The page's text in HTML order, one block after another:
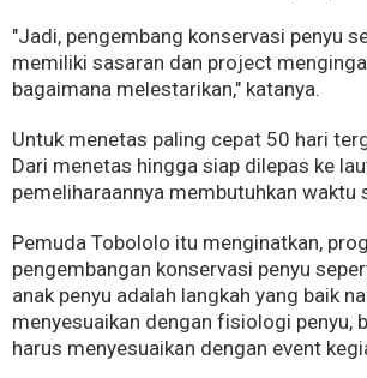
"Jadi, pengembang konservasi penyu
memiliki sasaran dan project
bagaimana melestarikan," katanya.
Untuk menetas paling cepat 50 hari
Dari menetas hingga siap dilepas ke
pemeliharaannya membutuhkan waktu
Pemuda Tobololo itu menginatkan,
pengembangan konservasi penyu
anak penyu adalah langkah yang baik
menyesuaikan dengan fisiologi penyu,
harus menyesuaikan dengan event